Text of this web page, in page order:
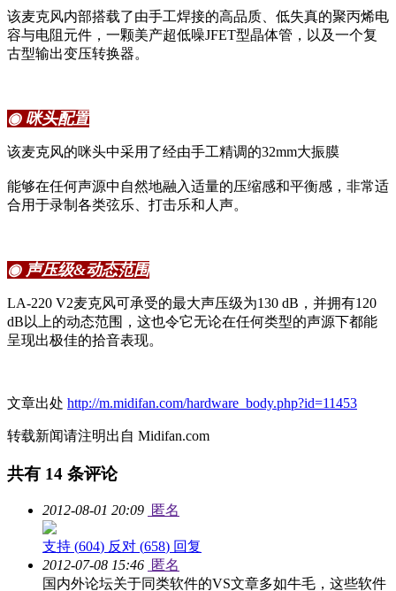
该麦克风内部搭载了由手工焊接的高品质、低失真的聚丙烯电
容与电阻元件，一颗美产超低噪JFET型晶体管，以及一个复
古型输出变压转换器。
◉ 咪头配置
该麦克风的咪头中采用了经由手工精调的32mm大振膜
能够在任何声源中自然地融入适量的压缩感和平衡感，非常适
合用于录制各类弦乐、打击乐和人声。
◉ 声压级&动态范围
LA-220 V2麦克风可承受的最大声压级为130 dB，并拥有120
dB以上的动态范围，这也令它无论在任何类型的声源下都能
呈现出极佳的拾音表现。
文章出处 http://m.midifan.com/hardware_body.php?id=11453
转载新闻请注明出自 Midifan.com
共有 14 条评论
2012-08-01 20:09 匿名
支持 (604) 反对 (658) 回复
2012-07-08 15:46 匿名
国内外论坛关于同类软件的VS文章多如牛毛，这些软件